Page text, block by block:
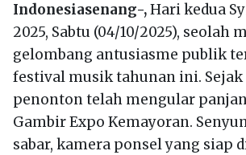
Indonesiasenang-,Hari kedua
2025, Sabtu (04/10/2025), seolah
gelombang antusiasme publik
festival musik tahunan ini.
penonton telah mengular
Gambir Expo Kemayoran.
sabar, kamera ponsel yang siap